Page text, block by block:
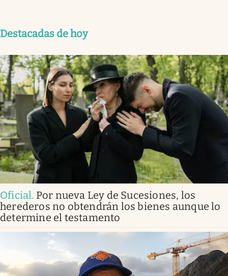
Destacadas de hoy
Oficial. Por nueva Ley de Sucesiones, los
herederos no obtendrán los bienes aunque lo
determine el testamento